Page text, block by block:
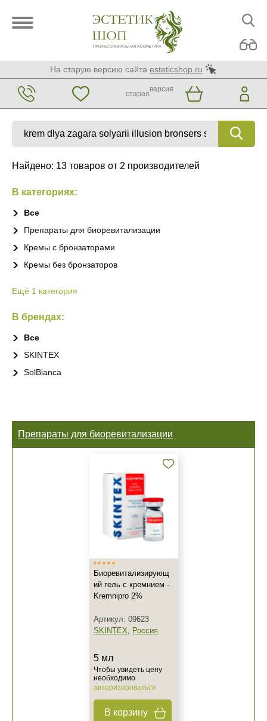
На старую версию сайта esteticshop.ru
старая
версия
Найдено: 13 товаров от 2 производителей
В категориях:
Все
Препараты для биоревитализации
Кремы с бронзаторами
Кремы без бронзаторов
Ещё 1 категория
В брендах:
Все
SKINTEX
SolBianca
Препараты для биоревитализации
Биоревитализирующ
ий гель с кремнием -
Kremnipro 2%
Артикул: 09623
SKINTEX, Россия
5 мл
Чтобы увидеть цену
необходимо
авторизироваться
В корзину